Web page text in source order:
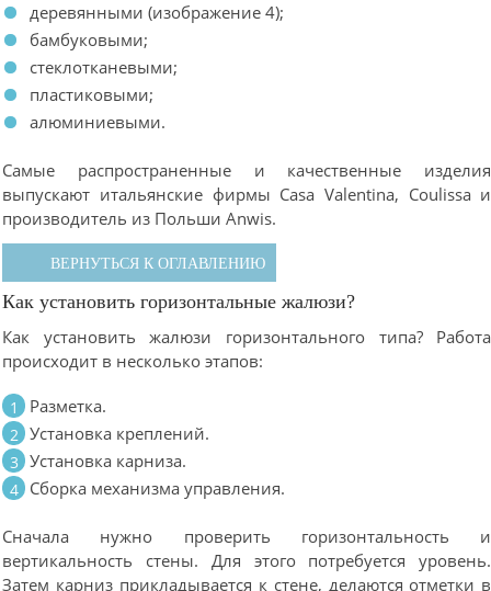
деревянными (изображение 4);
бамбуковыми;
стеклотканевыми;
пластиковыми;
алюминиевыми.
Самые распространенные и качественные изделия
выпускают итальянские фирмы Casa Valentina, Coulissa и
производитель из Польши Anwis.
ВЕРНУТЬСЯ К ОГЛАВЛЕНИЮ
Как установить горизонтальные жалюзи?
Как установить жалюзи горизонтального типа? Работа
происходит в несколько этапов:
Разметка.
Установка креплений.
Установка карниза.
Сборка механизма управления.
Сначала нужно проверить горизонтальность и
вертикальность стены. Для этого потребуется уровень.
Затем карниз прикладывается к стене, делаются отметки в